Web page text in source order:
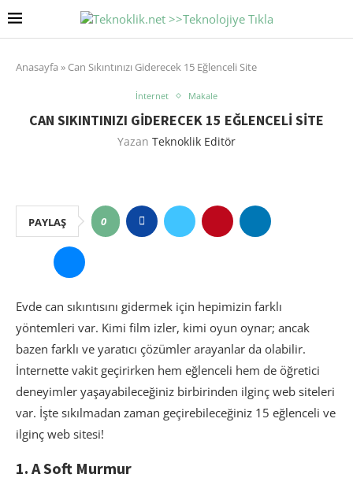
Anasayfa » Can Sıkıntınızı Giderecek 15 Eğlenceli Site
İnternet Makale
CAN SIKINTINIZI GIDERECEK 15 EĞLENCELI SITE
Yazan Teknoklik Editör
PAYLAŞ 0
Evde can sıkıntısını gidermek için hepimizin farklı
yöntemleri var. Kimi film izler, kimi oyun oynar; ancak
bazen farklı ve yaratıcı çözümler arayanlar da olabilir.
İnternette vakit geçirirken hem eğlenceli hem de öğretici
deneyimler yaşayabileceğiniz birbirinden ilginç web siteleri
var. İşte sıkılmadan zaman geçirebileceğiniz 15 eğlenceli ve
ilginç web sitesi!
1. A Soft Murmur